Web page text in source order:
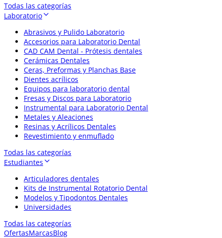
Todas las categorías
Laboratorio
Abrasivos y Pulido Laboratorio
Accesorios para Laboratorio Dental
CAD CAM Dental - Prótesis dentales
Cerámicas Dentales
Ceras, Preformas y Planchas Base
Dientes acrílicos
Equipos para laboratorio dental
Fresas y Discos para Laboratorio
Instrumental para Laboratorio Dental
Metales y Aleaciones
Resinas y Acrílicos Dentales
Revestimiento y enmuflado
Todas las categorías
Estudiantes
Articuladores dentales
Kits de Instrumental Rotatorio Dental
Modelos y Tipodontos Dentales
Universidades
Todas las categorías
OfertasMarcasBlog